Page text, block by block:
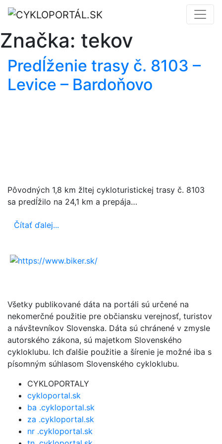
Značka: tekov
Predĺženie trasy č. 8103 –
Levice – Bardoňovo
Pôvodných 1,8 km žltej cykloturistickej trasy č. 8103
sa predĺžilo na 24,1 km a prepája…
Čítať ďalej...
Všetky publikované dáta na portáli sú určené na
nekomerčné použitie pre občiansku verejnosť, turistov
a návštevníkov Slovenska. Dáta sú chránené v zmysle
autorského zákona, sú majetkom Slovenského
cykloklubu. Ich ďalšie použitie a šírenie je možné iba s
písomným súhlasom Slovenského cykloklubu.
CYKLOPORTALY
cykloportal.sk
ba .cykloportal.sk
za .cykloportal.sk
nr .cykloportal.sk